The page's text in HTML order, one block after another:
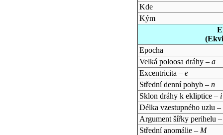
Kde
Kým
Epocha
Velká poloosa dráhy – a
Excentricita – e
Střední denní pohyb – n
Sklon dráhy k ekliptice – i
Délka vzestupného uzlu –
Argument šířky perihelu
Střední anomálie – M